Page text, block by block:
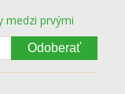
medzi prvými
Odoberať